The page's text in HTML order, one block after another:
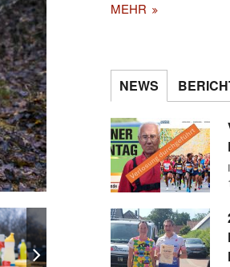
29 TEILNEHMER
BEI
WITTERUNG
MEHR
NEWS